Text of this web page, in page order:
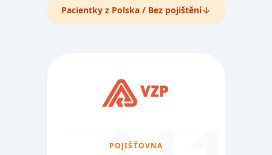
Pacientky z Polska / Bez pojištění
POJIŠŤOVNA